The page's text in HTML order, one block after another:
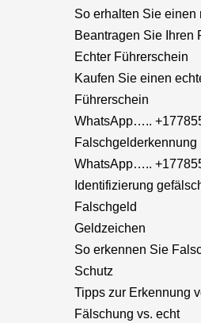
So erhalten Sie einen
Beantragen Sie Ihren
Echter Führerschein
Kaufen Sie einen
Führerschein
WhatsApp…..
Falschgelderkennung
WhatsApp…..
Identifizierung
Falschgeld
Geldzeichen
So erkennen Sie
Schutz
Tipps zur Erkennung
Fälschung vs. echt